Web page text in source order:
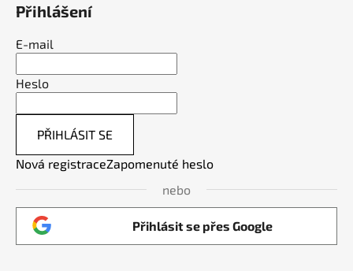
Přihlášení
E-mail
Heslo
PŘIHLÁSIT SE
Nová registraceZapomenuté heslo
nebo
Přihlásit se přes Google